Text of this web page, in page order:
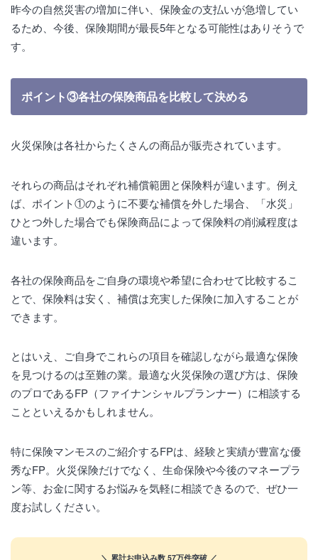
昨今の自然災害の増加に伴い、保険金の支払いが急増してい
るため、今後、保険期間が最長5年となる可能性はありそうで
す。
ポイント③各社の保険商品を比較して決める
火災保険は各社からたくさんの商品が販売されています。
それらの商品はそれぞれ補償範囲と保険料が違います。例え
ば、ポイント①のように不要な補償を外した場合、「水災」
ひとつ外した場合でも保険商品によって保険料の削減程度は
違います。
各社の保険商品をご自身の環境や希望に合わせて比較するこ
とで、保険料は安く、補償は充実した保険に加入することが
できます。
とはいえ、ご自身でこれらの項目を確認しながら最適な保険
を見つけるのは至難の業。最適な火災保険の選び方は、保険
のプロであるFP（ファイナンシャルプランナー）に相談する
ことといえるかもしれません。
特に保険マンモスのご紹介するFPは、経験と実績が豊富な優
秀なFP。火災保険だけでなく、生命保険や今後のマネープラ
ン等、お金に関するお悩みを気軽に相談できるので、ぜひ一
度お試しください。
＼ 累計お申込み数 57万件突破 ／